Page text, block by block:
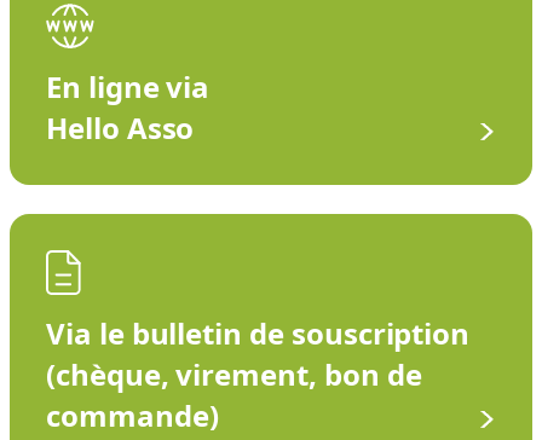
En ligne via
Hello Asso
Via le bulletin de souscription
(chèque, virement, bon de
commande)